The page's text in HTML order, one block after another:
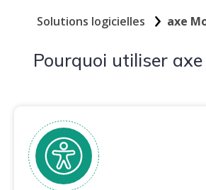
Solutions logicielles axe
Pourquoi utiliser